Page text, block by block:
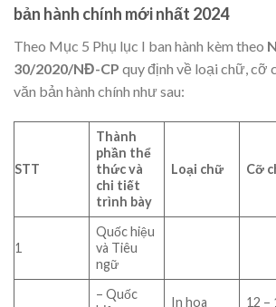
bản hành chính mới nhất 2024
Theo Mục 5 Phụ lục I ban hành kèm theo
30/2020/NĐ-CP quy định về loại chữ, cỡ
văn bản hành chính như sau:
STT
Thành
phần thể
thức và
chi tiết
trình bày
Loại chữ Cỡ
1
Quốc hiệu
và Tiêu
ngữ
– Quốc
In hoa 12 –